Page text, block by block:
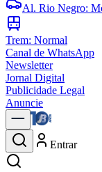
Al. Rio Negro:
Trem: Normal
Canal de WhatsApp
Newsletter
Jornal Digital
Publicidade Legal
Anuncie
Entrar